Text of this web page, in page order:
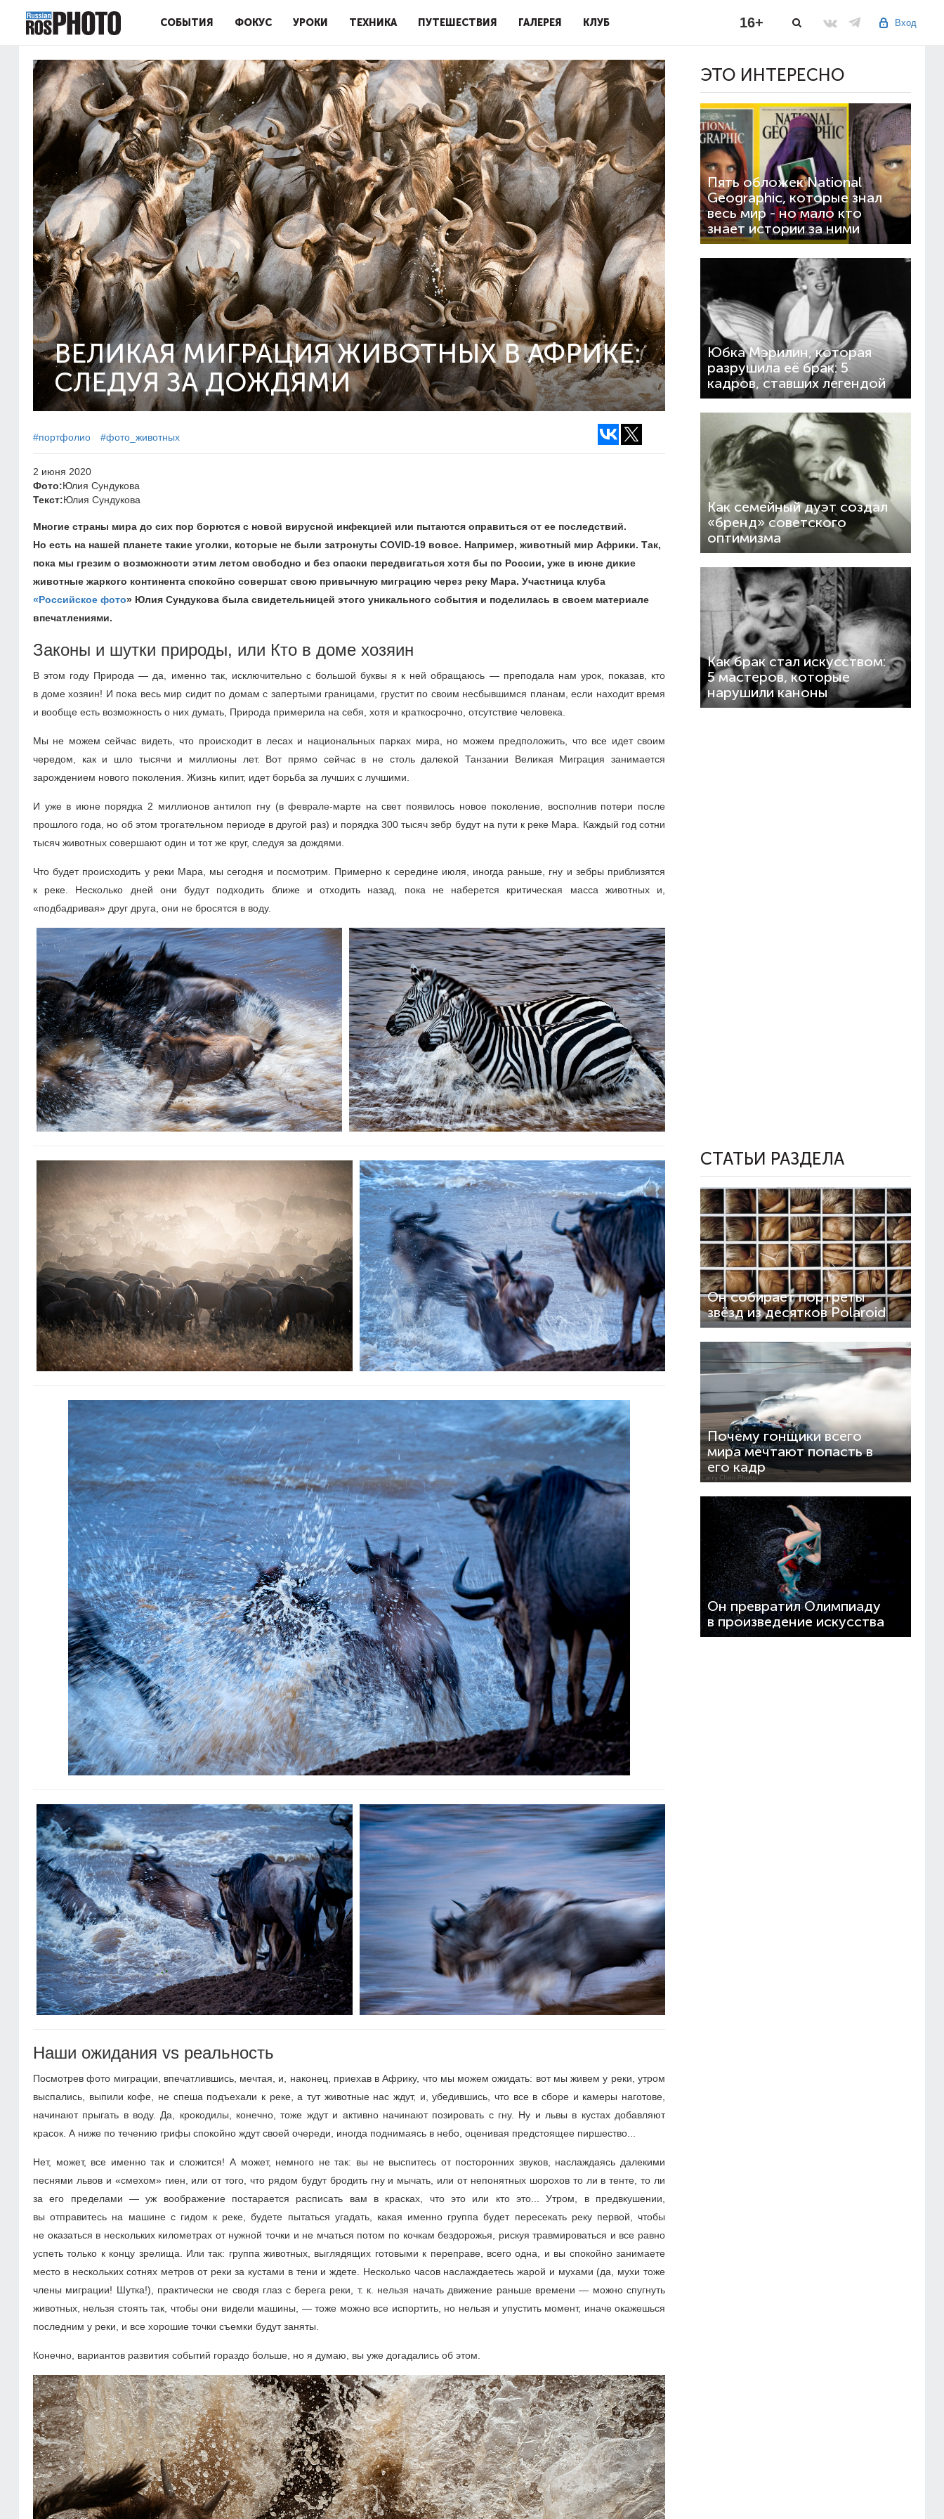
СОБЫТИЯ ФОКУС УРОКИ ТЕХНИКА ПУТЕШЕСТВИЯ ГАЛЕРЕЯ КЛУБ Вход
16+
ВЕЛИКАЯ МИГРАЦИЯ ЖИВОТНЫХ В АФРИКЕ:
СЛЕДУЯ ЗА ДОЖДЯМИ
#портфолио #фото_животных
2 июня 2020
Фото:Юлия Сундукова
Текст:Юлия Сундукова
Многие страны мира до сих пор борются с новой вирусной инфекцией или пытаются оправиться от ее последствий.
Но есть на нашей планете такие уголки, которые не были затронуты COVID-19 вовсе. Например, животный мир Африки. Так,
пока мы грезим о возможности этим летом свободно и без опаски передвигаться хотя бы по России, уже в июне дикие
животные жаркого континента спокойно совершат свою привычную миграцию через реку Мара. Участница клуба
«Российское фото» Юлия Сундукова была свидетельницей этого уникального события и поделилась в своем материале
впечатлениями.
Законы и шутки природы, или Кто в доме хозяин
В этом году Природа — да, именно так, исключительно с большой буквы я к ней обращаюсь — преподала нам урок, показав, кто
в доме хозяин! И пока весь мир сидит по домам с запертыми границами, грустит по своим несбывшимся планам, если находит время
и вообще есть возможность о них думать, Природа примерила на себя, хотя и краткосрочно, отсутствие человека.
Мы не можем сейчас видеть, что происходит в лесах и национальных парках мира, но можем предположить, что все идет своим
чередом, как и шло тысячи и миллионы лет. Вот прямо сейчас в не столь далекой Танзании Великая Миграция занимается
зарождением нового поколения. Жизнь кипит, идет борьба за лучших с лучшими.
И уже в июне порядка 2 миллионов антилоп гну (в феврале-марте на свет появилось новое поколение, восполнив потери после
прошлого года, но об этом трогательном периоде в другой раз) и порядка 300 тысяч зебр будут на пути к реке Мара. Каждый год сотни
тысяч животных совершают один и тот же круг, следуя за дождями.
Что будет происходить у реки Мара, мы сегодня и посмотрим. Примерно к середине июля, иногда раньше, гну и зебры приблизятся
к реке. Несколько дней они будут подходить ближе и отходить назад, пока не наберется критическая масса животных и,
«подбадривая» друг друга, они не бросятся в воду.
Наши ожидания vs реальность
Посмотрев фото миграции, впечатлившись, мечтая, и, наконец, приехав в Африку, что мы можем ожидать: вот мы живем у реки, утром
выспались, выпили кофе, не спеша подъехали к реке, а тут животные нас ждут, и, убедившись, что все в сборе и камеры наготове,
начинают прыгать в воду. Да, крокодилы, конечно, тоже ждут и активно начинают позировать с гну. Ну и львы в кустах добавляют
красок. А ниже по течению грифы спокойно ждут своей очереди, иногда поднимаясь в небо, оценивая предстоящее пиршество...
Нет, может, все именно так и сложится! А может, немного не так: вы не выспитесь от посторонних звуков, наслаждаясь далекими
песнями львов и «смехом» гиен, или от того, что рядом будут бродить гну и мычать, или от непонятных шорохов то ли в тенте, то ли
за его пределами — уж воображение постарается расписать вам в красках, что это или кто это... Утром, в предвкушении,
вы отправитесь на машине с гидом к реке, будете пытаться угадать, какая именно группа будет пересекать реку первой, чтобы
не оказаться в нескольких километрах от нужной точки и не мчаться потом по кочкам бездорожья, рискуя травмироваться и все равно
успеть только к концу зрелища. Или так: группа животных, выглядящих готовыми к переправе, всего одна, и вы спокойно занимаете
место в нескольких сотнях метров от реки за кустами в тени и ждете. Несколько часов наслаждаетесь жарой и мухами (да, мухи тоже
члены миграции! Шутка!), практически не сводя глаз с берега реки, т. к. нельзя начать движение раньше времени — можно спугнуть
животных, нельзя стоять так, чтобы они видели машины, — тоже можно все испортить, но нельзя и упустить момент, иначе окажешься
последним у реки, и все хорошие точки съемки будут заняты.
Конечно, вариантов развития событий гораздо больше, но я думаю, вы уже догадались об этом.
ЭТО ИНТЕРЕСНО
Пять обложек National
Geographic, которые знал
весь мир - но мало кто
знает истории за ними
Юбка Мэрилин, которая
разрушила её брак: 5
кадров, ставших легендой
Как семейный дуэт создал
«бренд» советского
оптимизма
Как брак стал искусством:
5 мастеров, которые
нарушили каноны
СТАТЬИ РАЗДЕЛА
Он собирает портреты
звёзд из десятков Polaroid
Почему гонщики всего
мира мечтают попасть в
его кадр
Он превратил Олимпиаду
в произведение искусства